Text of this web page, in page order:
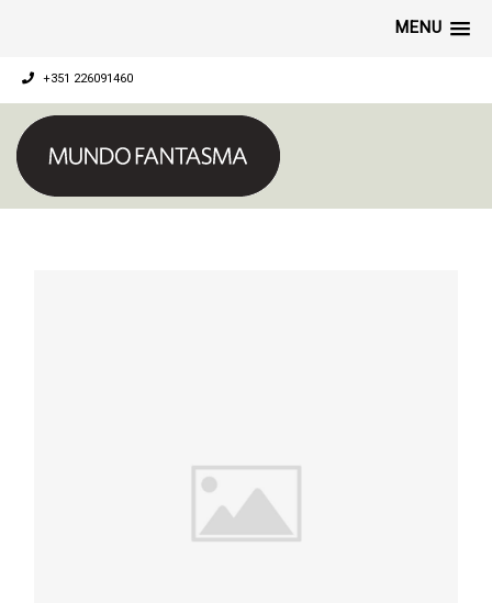
MENU
+351 226091460